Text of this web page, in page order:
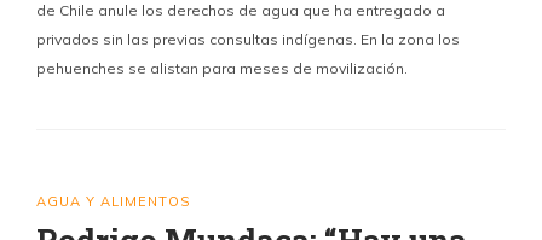
de Chile anule los derechos de agua que ha entregado a
privados sin las previas consultas indígenas. En la zona los
pehuenches se alistan para meses de movilización.
AGUA Y ALIMENTOS